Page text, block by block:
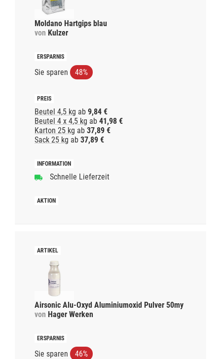
Moldano Hartgips blau
von Kulzer
Sie sparen 48%
Beutel 4,5 kg ab 9,84 €
Beutel 4 x 4,5 kg ab 41,98 €
Karton 25 kg ab 37,89 €
Sack 25 kg ab 37,89 €
Schnelle Lieferzeit
Airsonic Alu-Oxyd Aluminiumoxid Pulver 50my
von Hager Werken
Sie sparen 46%